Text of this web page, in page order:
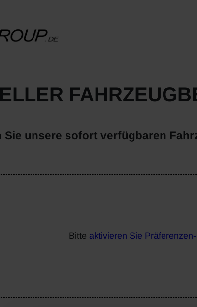
Sie unsere sofort verfügbaren
Bitte aktivieren Sie